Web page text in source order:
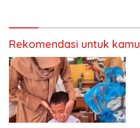
Rekomendasi untuk kamu